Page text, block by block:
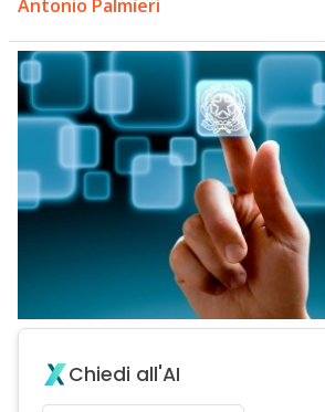
Antonio Palmieri
Chiedi all'AI